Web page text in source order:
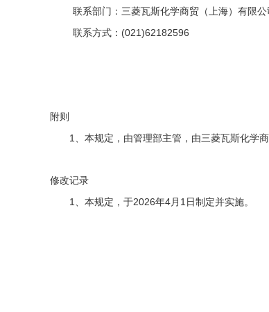
联系部门：三菱瓦斯化学商贸（上海）有限
联系方式： (021)62182596
附则
1 、本规定，由管理部主管，由三菱瓦斯化学
修改记录
1 、本规定，于2026年4月 1 日制定并实施。